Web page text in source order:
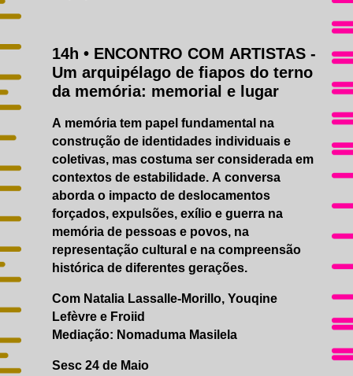
14h • ENCONTRO COM ARTISTAS -
Um arquipélago de fiapos do terno
da memória: memorial e lugar
A memória tem papel fundamental na
construção de identidades individuais e
coletivas, mas costuma ser considerada em
contextos de estabilidade. A conversa
aborda o impacto de deslocamentos
forçados, expulsões, exílio e guerra na
memória de pessoas e povos, na
representação cultural e na compreensão
histórica de diferentes gerações.
Com Natalia Lassalle-Morillo, Youqine
Lefèvre e Froiid
Mediação: Nomaduma Masilela
Sesc 24 de Maio